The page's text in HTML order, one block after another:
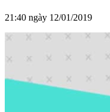
21:40 ngày 12/01/2019